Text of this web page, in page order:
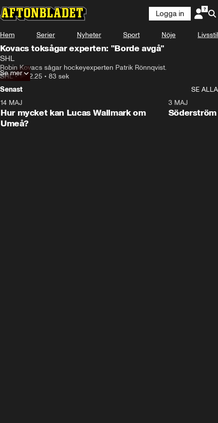
Logga in
Hem Serier Nyheter Sport Nöje Livsstil
Kovacs toksågar experten: "Borde avgå"
SHL
Robin Kovacs sågar hockeyexperten Patrik Rönnqvist.
SHL•18.12.25 • 83 sek
Se mer
Senast
SE ALLA
Plus
14 MAJ
Hur mycket kan Lucas Wallmark om
Umeå?
3 MAJ